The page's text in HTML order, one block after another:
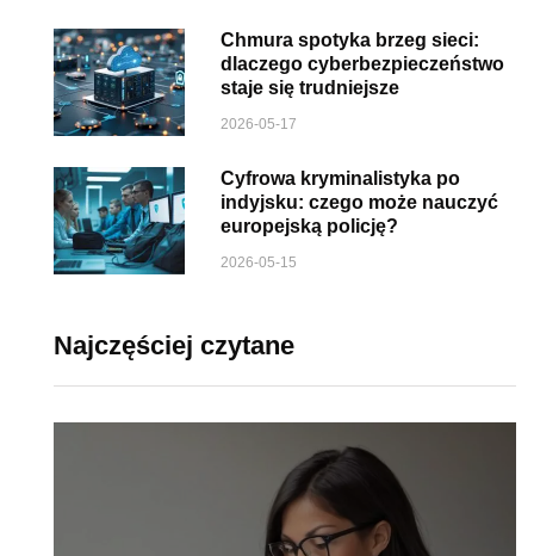
Chmura spotyka brzeg sieci:
dlaczego cyberbezpieczeństwo
staje się trudniejsze
2026-05-17
Cyfrowa kryminalistyka po
indyjsku: czego może nauczyć
europejską policję?
2026-05-15
Najczęściej czytane